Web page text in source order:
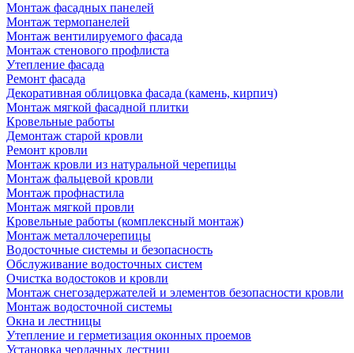
Монтаж фасадных панелей
Монтаж термопанелей
Монтаж вентилируемого фасада
Монтаж стенового профлиста
Утепление фасада
Ремонт фасада
Декоративная облицовка фасада (камень, кирпич)
Монтаж мягкой фасадной плитки
Кровельные работы
Демонтаж старой кровли
Ремонт кровли
Монтаж кровли из натуральной черепицы
Монтаж фальцевой кровли
Монтаж профнастила
Монтаж мягкой провли
Кровельные работы (комплексный монтаж)
Монтаж металлочерепицы
Водосточные системы и безопасность
Обслуживание водосточных систем
Очистка водостоков и кровли
Монтаж снегозадержателей и элементов безопасности кровли
Монтаж водосточной системы
Окна и лестницы
Утепление и герметизация оконных проемов
Установка чердачных лестниц